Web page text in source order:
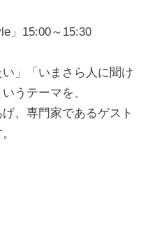
」15:00～15:30
」「いまさら人に聞け
うテーマを、
、専門家であるゲスト